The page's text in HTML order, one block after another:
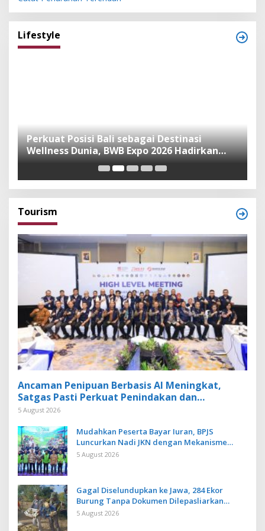
Lifestyle
Perkuat Posisi Bali sebagai Destinasi
Wellness Dunia, BWB Expo 2026 Hadirkan
Exhibitor Nasional dan Global
Tourism
Ancaman Penipuan Berbasis AI Meningkat,
Satgas Pasti Perkuat Penindakan dan
Pengembangan Aplikasi Anti Penipuan
5 August 2026
Mudahkan Peserta Bayar Iuran, BPJS
Luncurkan Nadi JKN dengan Mekanisme
Menabung
5 August 2026
Gagal Diselundupkan ke Jawa, 284 Ekor
Burung Tanpa Dokumen Dilepasliarkan
Cegah Ancaman Penyakit
5 August 2026